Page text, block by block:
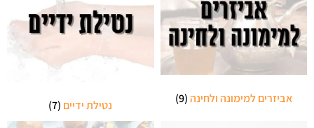
אביזרים למימונה ולחינה(9) נטילת ידיים (7)